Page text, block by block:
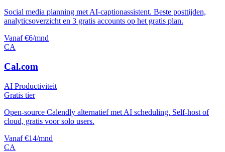
Social media planning met AI-captionassistent. Beste posttijden,
analyticsoverzicht en 3 gratis accounts op het gratis plan.
Vanaf €6/mnd
CA
Cal.com
AI Productiviteit
Gratis tier
Open-source Calendly alternatief met AI scheduling. Self-host of
cloud, gratis voor solo users.
Vanaf €14/mnd
CA